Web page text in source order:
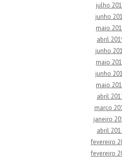
julho
junho
maio
abril
junho
maio
junho
maio
abril
março
janeiro
abril
fevereiro
fevereiro